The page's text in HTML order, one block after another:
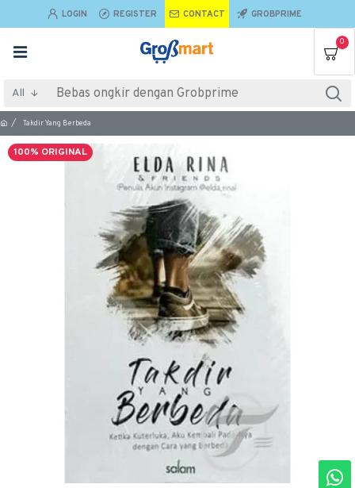
LOGIN REGISTER CONTACT GROBPRIME
0
All
Takdir Yang Berbeda
100% ORIGINAL